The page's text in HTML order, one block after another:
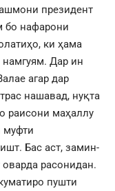
президент
бо нафарони
ки ҳама
намгуям. Дар ин
агар дар
нашавад, нуқта
раисони маҳаллу
муфти
Бас аст, замин-
расонидан.
пушти